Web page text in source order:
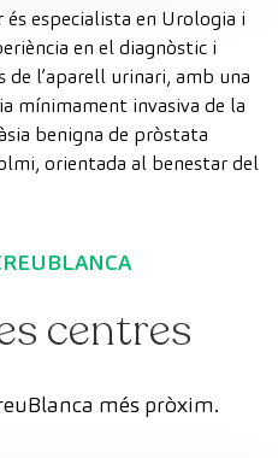
és especialista en Urologia i
en el diagnòstic i
l’aparell urinari, amb una
mínimament invasiva de la
benigna de pròstata
orientada al benestar del
centres
més pròxim.